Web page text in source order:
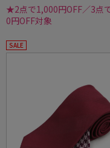
★2点で1,000円OFF／3点
0円OFF対象
SALE